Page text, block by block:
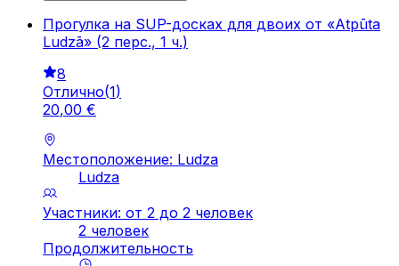
Прогулка на SUP-досках для двоих от «Atpūta
Ludzā» (2 перс., 1 ч.)
8
Отлично(1)
20,00 €
Местоположение: Ludza
Ludza
Участники: от 2 до 2 человек
2 человек
Продолжительность